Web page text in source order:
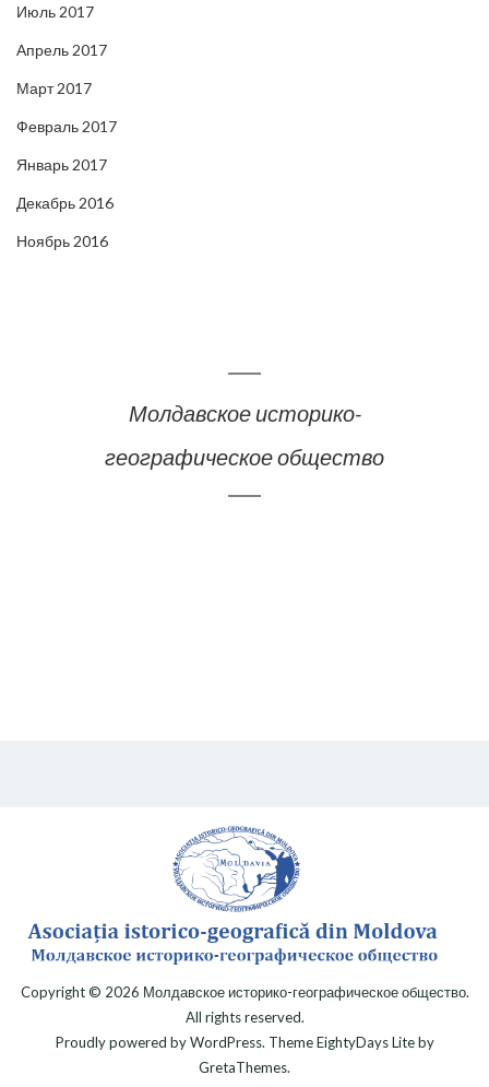
Июль 2017
Апрель 2017
Март 2017
Февраль 2017
Январь 2017
Декабрь 2016
Ноябрь 2016
Молдавское историко-
географическое общество
Copyright © 2026 Молдавское историко-географическое общество.
All rights reserved.
Proudly powered byWordPress. ThemeEightyDays Liteby
GretaThemes.